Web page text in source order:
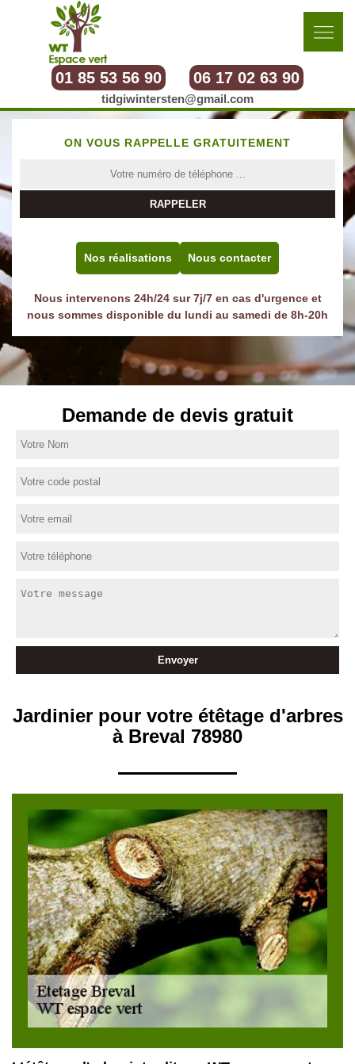
01 85 53 56 90 06 17 02 63 90
tidgiwintersten@gmail.com
ON VOUS RAPPELLE GRATUITEMENT
Nos réalisations Nous contacter
Nous intervenons 24h/24 sur 7j/7 en cas d'urgence et
nous sommes disponible du lundi au samedi de 8h-20h
Demande de devis gratuit
Jardinier pour votre étêtage d'arbres
à Breval 78980